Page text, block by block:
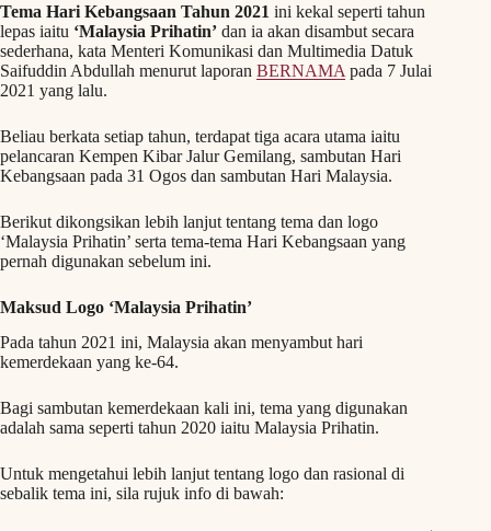
Tema Hari Kebangsaan Tahun 2021 ini kekal seperti tahun
lepas iaitu ‘Malaysia Prihatin’ dan ia akan disambut secara
sederhana, kata Menteri Komunikasi dan Multimedia Datuk
Saifuddin Abdullah menurut laporan BERNAMA pada 7 Julai
2021 yang lalu.
Beliau berkata setiap tahun, terdapat tiga acara utama iaitu
pelancaran Kempen Kibar Jalur Gemilang, sambutan Hari
Kebangsaan pada 31 Ogos dan sambutan Hari Malaysia.
Berikut dikongsikan lebih lanjut tentang tema dan logo
‘Malaysia Prihatin’ serta tema-tema Hari Kebangsaan yang
pernah digunakan sebelum ini.
Maksud Logo ‘Malaysia Prihatin’
Pada tahun 2021 ini, Malaysia akan menyambut hari
kemerdekaan yang ke-64.
Bagi sambutan kemerdekaan kali ini, tema yang digunakan
adalah sama seperti tahun 2020 iaitu Malaysia Prihatin.
Untuk mengetahui lebih lanjut tentang logo dan rasional di
sebalik tema ini, sila rujuk info di bawah: